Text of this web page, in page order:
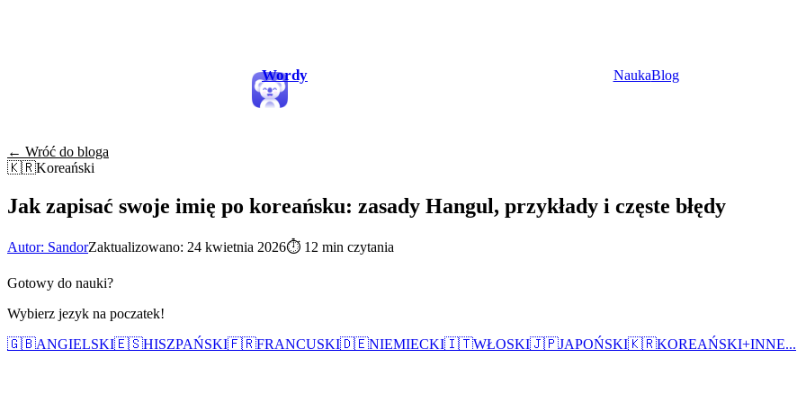
Wordy NaukaBlog
← Wróć do bloga
🇰🇷Koreański
Jak zapisać swoje imię po koreańsku: zasady Hangul, przykłady i częste błędy
Autor: SandorZaktualizowano: 24 kwietnia 2026⏱ 12 min czytania
Gotowy do nauki?
Wybierz jezyk na poczatek!
🇬🇧ANGIELSKI🇪🇸HISZPAŃSKI🇫🇷FRANCUSKI🇩🇪NIEMIECKI🇮🇹WŁOSKI🇯🇵JAPOŃSKI🇰🇷KOREAŃSKI+INNE...